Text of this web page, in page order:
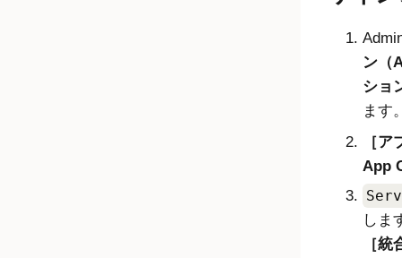
ン（
ショ
ます
ア
App
しま
統